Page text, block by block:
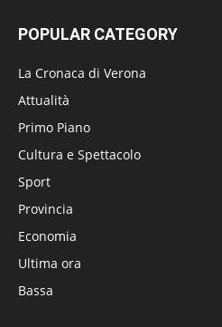
POPULAR CATEGORY
La Cronaca di Verona
Attualità
Primo Piano
Cultura e Spettacolo
Sport
Provincia
Economia
Ultima ora
Bassa